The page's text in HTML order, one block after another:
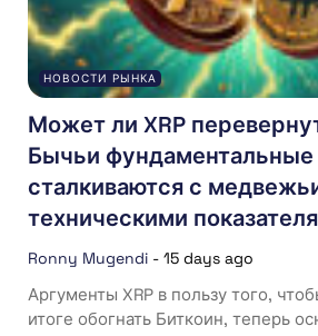
НОВОСТИ РЫНКА
Может ли XRP
Бычьи фундаментальные
сталкиваются с
техническими
Ronny Mugendi - 15 days ago
Аргументы XRP в пользу того,
итоге обогнать Биткоин, теперь